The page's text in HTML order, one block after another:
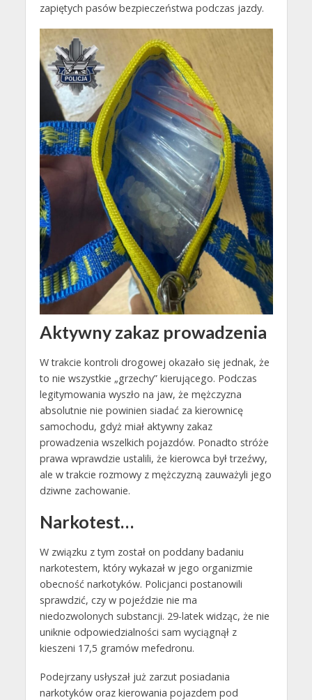
zapiętych pasów bezpieczeństwa podczas jazdy.
Aktywny zakaz prowadzenia
W trakcie kontroli drogowej okazało się jednak, że
to nie wszystkie „grzechy” kierującego. Podczas
legitymowania wyszło na jaw, że mężczyzna
absolutnie nie powinien siadać za kierownicę
samochodu, gdyż miał aktywny zakaz
prowadzenia wszelkich pojazdów. Ponadto stróże
prawa wprawdzie ustalili, że kierowca był trzeźwy,
ale w trakcie rozmowy z mężczyzną zauważyli jego
dziwne zachowanie.
Narkotest…
W związku z tym został on poddany badaniu
narkotestem, który wykazał w jego organizmie
obecność narkotyków. Policjanci postanowili
sprawdzić, czy w pojeździe nie ma
niedozwolonych substancji. 29-latek widząc, że nie
uniknie odpowiedzialności sam wyciągnął z
kieszeni 17,5 gramów mefedronu.
Podejrzany usłyszał już zarzut posiadania
narkotyków oraz kierowania pojazdem pod